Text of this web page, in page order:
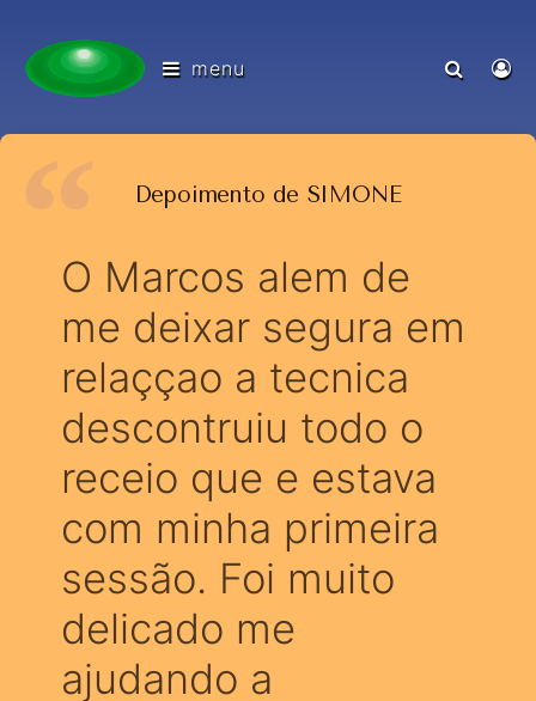
menu
Depoimento de SIMONE
O Marcos alem de
me deixar segura em
relaççao a tecnica
descontruiu todo o
receio que e estava
com minha primeira
sessão. Foi muito
delicado me
ajudando a